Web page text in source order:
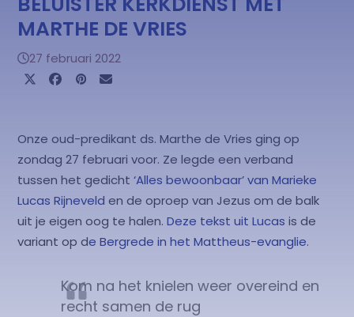
MARTHE DE VRIES
27 februari 2022
Onze oud-predikant ds. Marthe de Vries ging op
zondag 27 februari voor. Ze legde een verband
tussen het gedicht‘Alles bewoonbaar’ van Marieke
Lucas Rijneveld en de oproep van Jezus om de balk
uit je eigen oog te halen.Deze tekst uit Lucasis de
variant op de Bergrede in het Mattheus-evanglie.
Kom na het knielen weer overeind en
recht samen de rug